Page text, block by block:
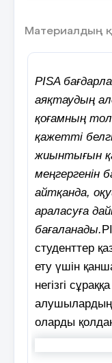
Материалдың
PISA
аяқтаудың
қоғамның
қажетті
жиынтығын
меңгергенін
айтқанда,
араласуға
бағаланады.
студенттер
ету үшін
негізгі
алушылардың
оларды